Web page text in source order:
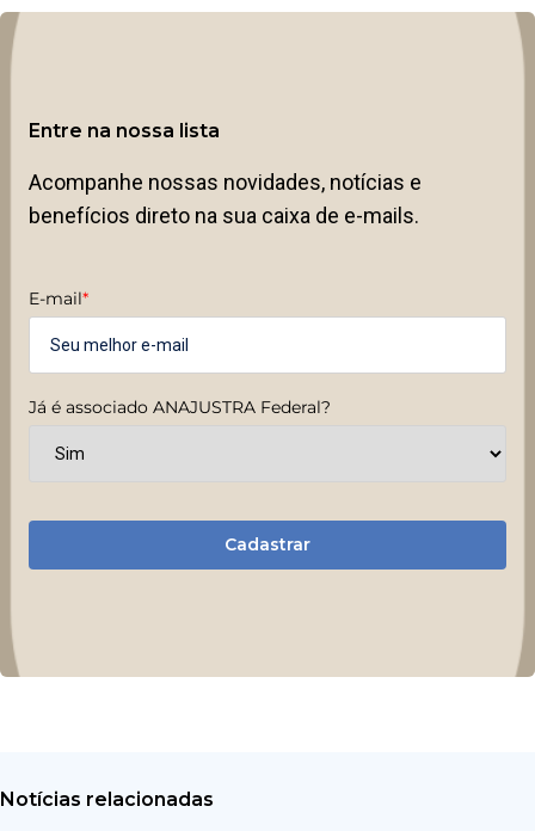
Entre na nossa lista
Acompanhe nossas novidades, notícias e
benefícios direto na sua caixa de e-mails.
E-mail*
Já é associado ANAJUSTRA Federal?
Cadastrar
Notícias relacionadas